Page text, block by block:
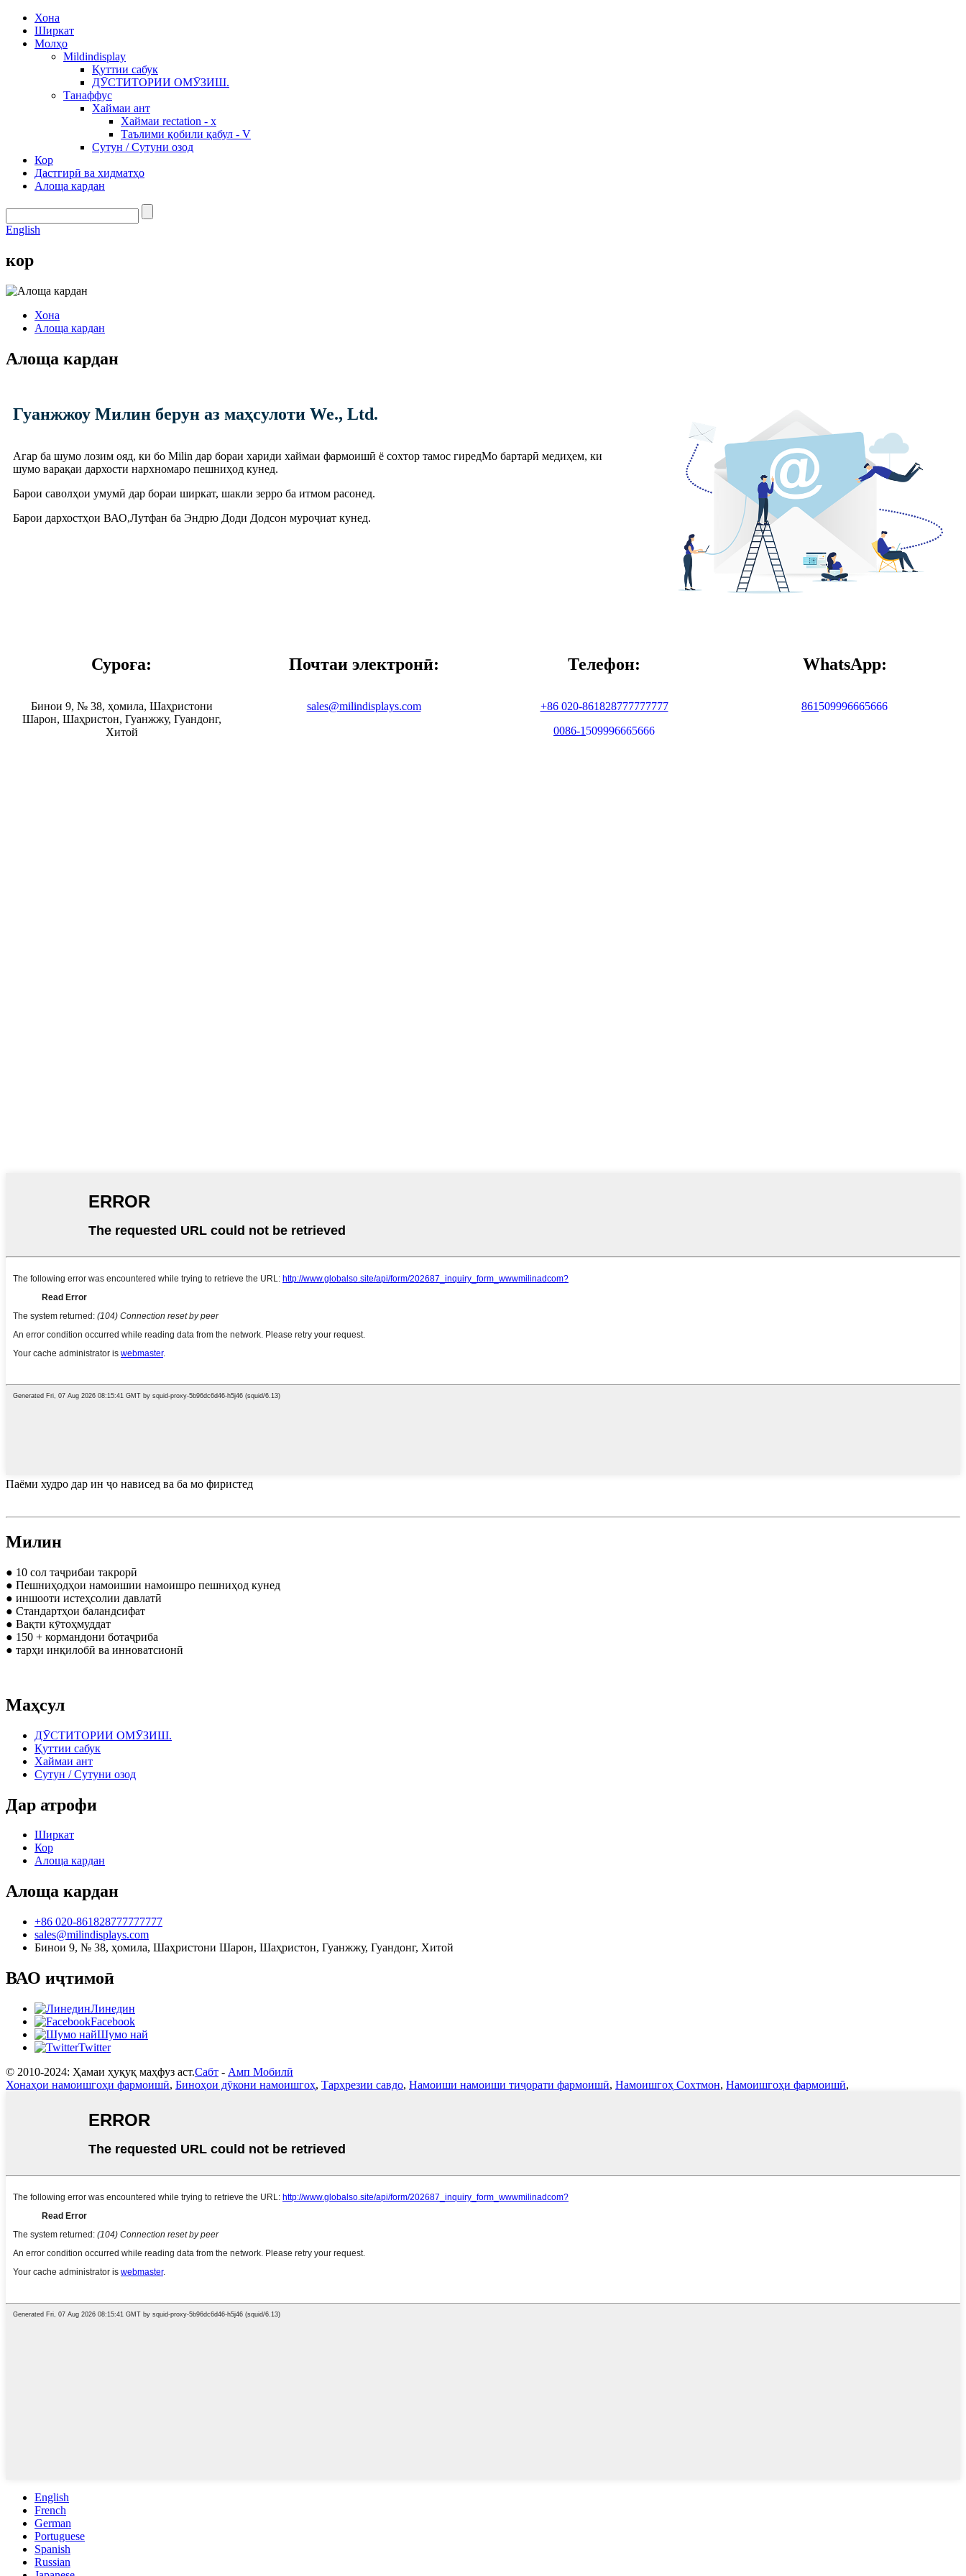
Хона
Ширкат
Молҳо
Mildindisplay
Қуттии сабук
ДӮСТИТОРИИ ОМӮЗИШ.
Танаффус
Хаймаи ант
Хаймаи rectation - x
Таълими қобили қабул - V
Сутун / Сутуни озод
Кор
Дастгирӣ ва хидматҳо
Алоща кардан
English
кор
Хона
Алоща кардан
Алоща кардан
Гуанжжоу Милин берун аз маҳсулоти We., Ltd.
Агар ба шумо лозим ояд, ки бо Milin дар бораи хариди хаймаи фармоишӣ ё сохтор тамос гиредМо бартарӣ медиҳем, ки
шумо варақаи дархости нархномаро пешниҳод кунед.
Барои саволҳои умумӣ дар бораи ширкат, шакли зерро ба итмом расонед.
Барои дархостҳои ВАО,Лутфан ба Эндрю Доди Додсон муроҷиат кунед.
Суроға:
Бинои 9, № 38, ҳомила, Шаҳристони
Шарон, Шаҳристон, Гуанжжу, Гуандонг,
Хитой
Почтаи электронӣ:
sales@milindisplays.com
Телефон:
+86 020-861828777777777
0086-1 509996665666
WhatsApp:
861 509996665666
Паёми худро дар ин ҷо нависед ва ба мо фиристед
Милин
● 10 сол таҷрибаи такрорӣ
● Пешниҳодҳои намоишии намоишро пешниҳод кунед
● иншооти истеҳсолии давлатӣ
● Стандартҳои баландсифат
● Вақти кӯтоҳмуддат
● 150 + кормандони ботаҷриба
● тарҳи инқилобӣ ва инноватсионӣ
Маҳсул
ДӮСТИТОРИИ ОМӮЗИШ.
Қуттии сабук
Хаймаи ант
Сутун / Сутуни озод
Дар атрофи
Ширкат
Кор
Алоща кардан
Алоща кардан
+86 020-861828777777777
sales@milindisplays.com
Бинои 9, № 38, ҳомила, Шаҳристони Шарон, Шаҳристон, Гуанжжу, Гуандонг, Хитой
ВАО иҷтимоӣ
Линедин
Facebook
Шумо най
Twitter
© 2010-2024: Ҳамаи ҳуқуқ маҳфуз аст.Сабт - Амп Мобилӣ
Хонаҳои намоишгоҳи фармоишӣ, Биноҳои дӯкони намоишгоҳ, Тарҳрезии савдо, Намоиши намоиши тиҷорати фармоишӣ, Намоишгоҳ Сохтмон, Намоишгоҳи фармоишӣ,
English
French
German
Portuguese
Spanish
Russian